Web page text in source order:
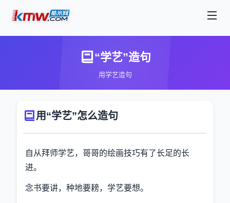
“学艺”造句
用学艺造句
用“学艺”怎么造句
自从拜师学艺，哥哥的绘画技巧有了长足的长
进。
念书要讲，种地要耪，学艺要想。